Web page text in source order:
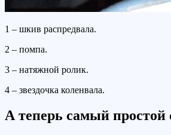
1 – шкив распредвала.
2 – помпа.
3 – натяжной ролик.
4 – звездочка коленвала.
А теперь самый простой